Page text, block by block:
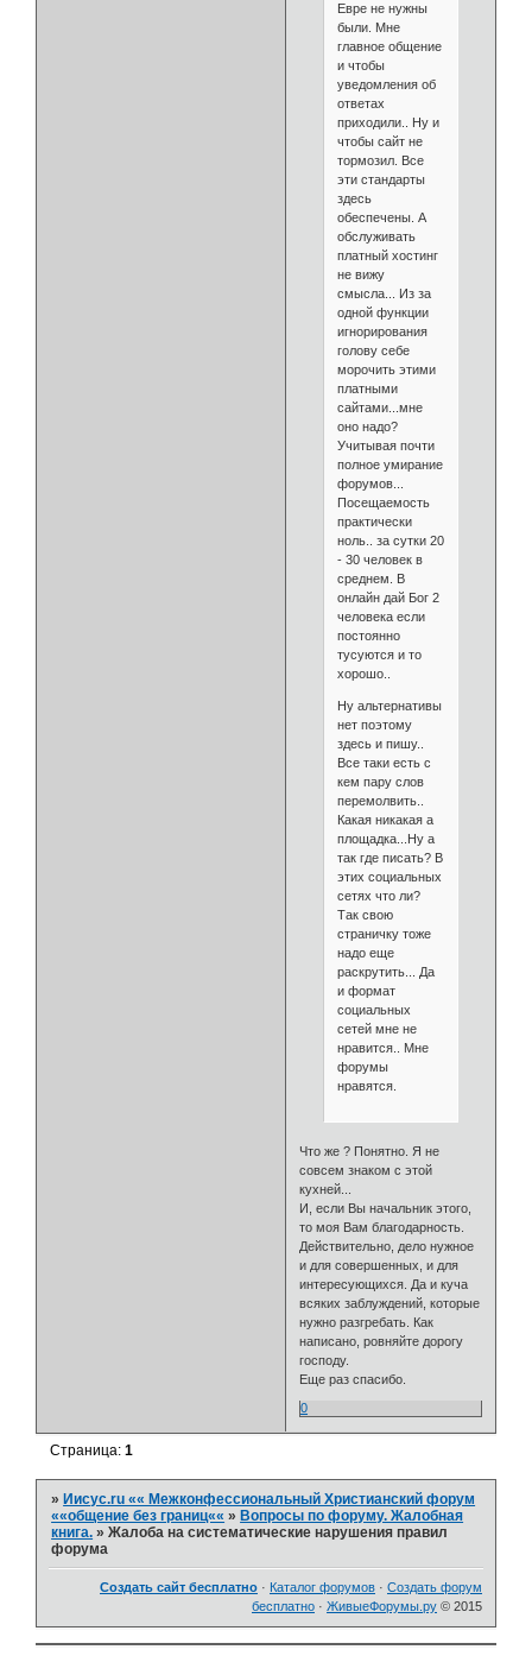
Евре не нужны
были. Мне
главное общение
и чтобы
уведомления об
ответах
приходили.. Ну и
чтобы сайт не
тормозил. Все
эти стандарты
здесь
обеспечены. А
обслуживать
платный хостинг
не вижу
смысла... Из за
одной функции
игнорирования
голову себе
морочить этими
платными
сайтами...мне
оно надо?
Учитывая почти
полное умирание
форумов...
Посещаемость
практически
ноль.. за сутки 20
- 30 человек в
среднем. В
онлайн дай Бог 2
человека если
постоянно
тусуются и то
хорошо..
Ну альтернативы
нет поэтому
здесь и пишу..
Все таки есть с
кем пару слов
перемолвить..
Какая никакая а
площадка...Ну а
так где писать? В
этих социальных
сетях что ли?
Так свою
страничку тоже
надо еще
раскрутить... Да
и формат
социальных
сетей мне не
нравится.. Мне
форумы
нравятся.
Что же ? Понятно. Я не
совсем знаком с этой
кухней...
И, если Вы начальник этого,
то моя Вам благодарность.
Действительно, дело нужное
и для совершенных, и для
интересующихся. Да и куча
всяких заблуждений, которые
нужно разгребать. Как
написано, ровняйте дорогу
господу.
Еще раз спасибо.
0
Страница:1
» Иисус.ru «« Межконфессиональный Христианский форум
««общение без границ«« » Вопросы по форуму. Жалобная
книга. »Жалоба на систематические нарушения правил
форума
Создать сайт бесплатно · Каталог форумов · Создать форум
бесплатно · ЖивыеФорумы.ру © 2015